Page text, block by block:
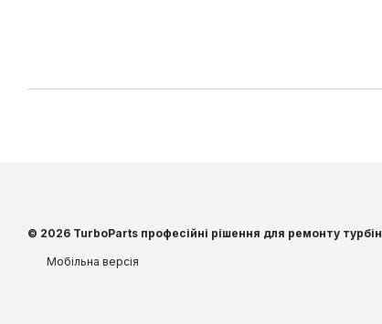
© 2026 TurboParts професійні рішення для ремонту турбін
Мобільна версія